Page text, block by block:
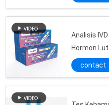
Analisis
Hormon
contact